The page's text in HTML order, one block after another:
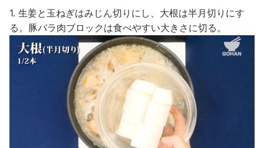
1. 生姜と玉ねぎはみじん切りにし、大根は半月切りにす
る。豚バラ肉ブロックは食べやすい大きさに切る。